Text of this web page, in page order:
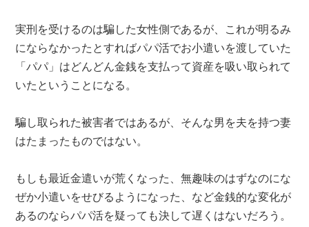
実刑を受けるのは騙した女性側であるが、これが明るみ
にならなかったとすればパパ活でお小遣いを渡していた
「パパ」はどんどん金銭を支払って資産を吸い取られて
いたということになる。
騙し取られた被害者ではあるが、そんな男を夫を持つ妻
はたまったものではない。
もしも最近金遣いが荒くなった、無趣味のはずなのにな
ぜか小遣いをせびるようになった、など金銭的な変化が
あるのならパパ活を疑っても決して遅くはないだろう。